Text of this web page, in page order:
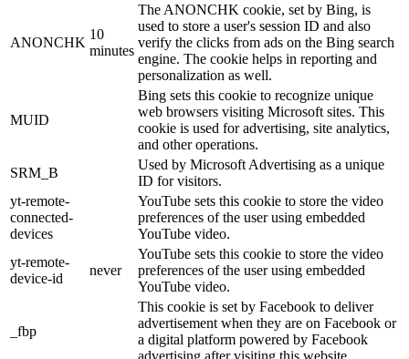
ANONCHK
10
minutes
The ANONCHK cookie, set by Bing, is
used to store a user's session ID and also
verify the clicks from ads on the Bing search
engine. The cookie helps in reporting and
personalization as well.
MUID
Bing sets this cookie to recognize unique
web browsers visiting Microsoft sites. This
cookie is used for advertising, site analytics,
and other operations.
SRM_B
Used by Microsoft Advertising as a unique
ID for visitors.
yt-remote-
connected-
devices
YouTube sets this cookie to store the video
preferences of the user using embedded
YouTube video.
yt-remote-
device-id
never
YouTube sets this cookie to store the video
preferences of the user using embedded
YouTube video.
_fbp
This cookie is set by Facebook to deliver
advertisement when they are on Facebook or
a digital platform powered by Facebook
advertising after visiting this website.